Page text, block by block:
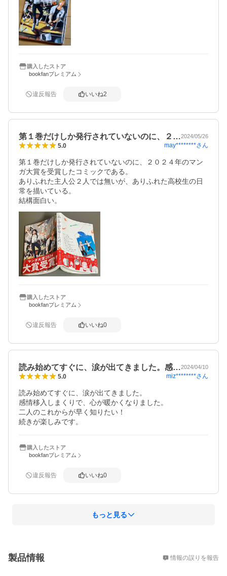
購入したストア
bookfanプレミアム
違反報告 いいね2
第１巻だけしか発行されていないのに、２…2024/05/26
5.0 may********さん
第１巻だけしか発行されていないのに、２０２４年のマン
ガ大賞を受賞したコミックである。
ありふれた主人公２人では無いが、ありふれた高校生の日
常を描いている。
結構面白い。
購入したストア
bookfanプレミアム
違反報告 いいね0
読み始めてすぐに、涙が出てきました。感…2024/04/10
5.0 miz********さん
読み始めてすぐに、涙が出てきました。
感情移入しまくりで、心が暖かくなりました。
二人のこれからが早く知りたい！
続きが楽しみです。
購入したストア
bookfanプレミアム
違反報告 いいね0
もっと見る
製品情報 情報の誤りを報告